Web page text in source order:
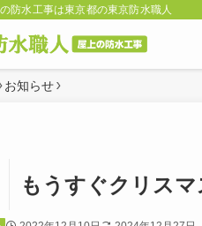
防水工事は東京都の東京防水職人
お知らせ
もうすぐクリス